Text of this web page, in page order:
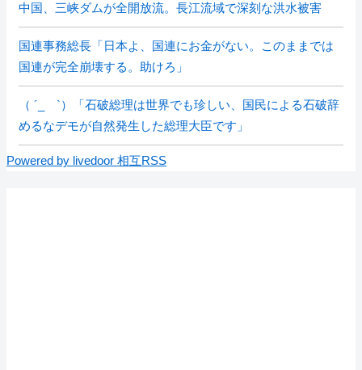
中国、三峡ダムが全開放流。長江流域で深刻な洪水被害
国連事務総長「日本よ、国連にお金がない。このままでは
国連が完全崩壊する。助けろ」
（ ´_ゝ`）「石破総理は世界でも珍しい、国民による石破辞
めるなデモが自然発生した総理大臣です」
Powered by livedoor 相互RSS